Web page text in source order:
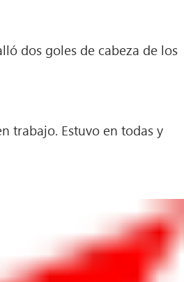
dos goles de cabeza de los
trabajo. Estuvo en todas y